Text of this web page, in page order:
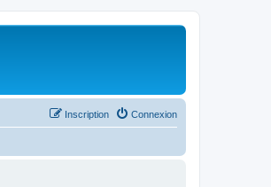
Connexion
Inscription